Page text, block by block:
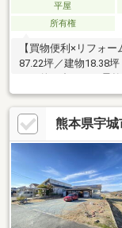
平屋
所有権
【買物便利×リフォ
87.22坪／建物18.38
と、お子様が通学し
型ホームセンターや
利な環境です熊本県宇